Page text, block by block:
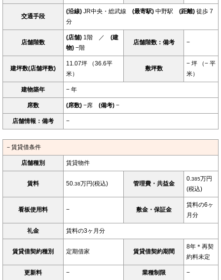
交通手段
(沿線) JR中央・総武線 (最寄駅) 中野駅 (距離) 徒歩 7
分
店舗階数
(店舗) 1階 ／ (建
物) −階
店舗階数：備考 −
建坪数(店舗坪数)
11.07坪 （36.6平
米）
敷坪数
− 坪 （− 平
米）
建物築年 − 年
席数 (席数) −席 (備考) −
店舗情報：備考 −
－賃貸借条件
店舗種別 賃貸物件
賃料 50. 38万円(税込) 管理費・共益金
0. 385万円
(税込)
看板使用料 − 敷金・保証金
賃料の6ヶ
月分
礼金 賃料の3ヶ月分
賃貸借契約種別 定期借家 賃貸借契約期間
8年＊再契
約料未定
更新料 − 業種制限 −